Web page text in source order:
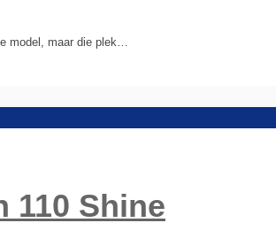
model, maar die plek…
110 Shine